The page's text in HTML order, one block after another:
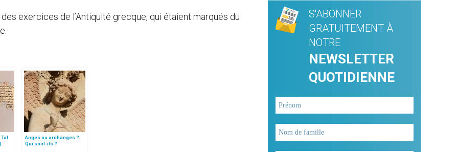
exercices de l’Antiquité grecque, qui étaient marqués du
Anges ou archanges ?
Qui sont-ils ?
S'ABONNER
GRATUITEMENT À
NOTRE
NEWSLETTER
QUOTIDIENNE